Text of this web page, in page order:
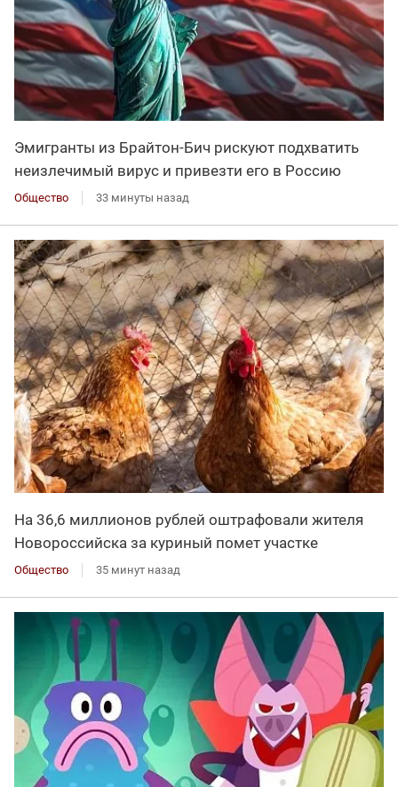
Эмигранты из Брайтон-Бич рискуют подхватить
неизлечимый вирус и привезти его в Россию
Общество 33 минуты назад
На 36,6 миллионов рублей оштрафовали жителя
Новороссийска за куриный помет участке
Общество 35 минут назад